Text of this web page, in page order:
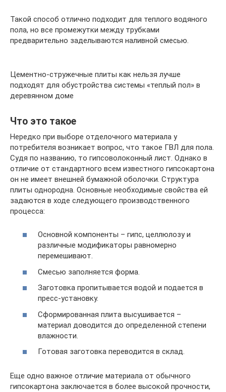
Такой способ отлично подходит для теплого водяного
пола, но все промежутки между трубками
предварительно заделываются наливной смесью.
Цементно-стружечные плиты как нельзя лучше
подходят для обустройства системы «теплый пол» в
деревянном доме
Что это такое
Нередко при выборе отделочного материала у
потребителя возникает вопрос, что такое ГВЛ для пола.
Судя по названию, то гипсоволоконный лист. Однако в
отличие от стандартного всем известного гипсокартона
он не имеет внешней бумажной оболочки. Структура
плиты однородна. Основные необходимые свойства ей
задаются в ходе следующего производственного
процесса:
Основной компоненты – гипс, целлюлозу и
различные модификаторы равномерно
перемешивают.
Смесью заполняется форма.
Заготовка пропитывается водой и подается в
пресс-установку.
Сформированная плита высушивается –
материал доводится до определенной степени
влажности.
Готовая заготовка переводится в склад.
Еще одно важное отличие материала от обычного
гипсокартона заключается в более высокой прочности,